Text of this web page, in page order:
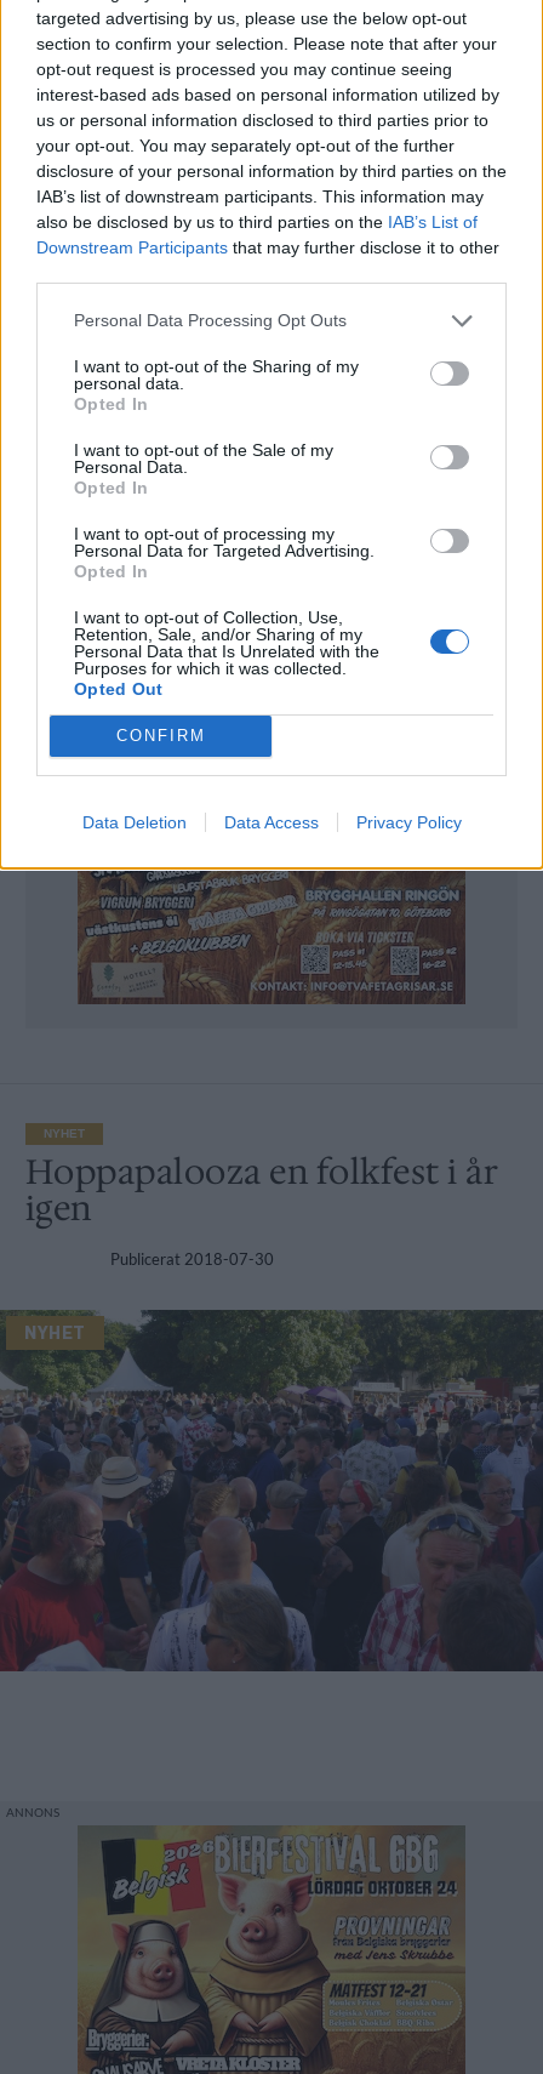
targeted advertising by us, please use the below opt-out
section to confirm your selection. Please note that after your
opt-out request is processed you may continue seeing
interest-based ads based on personal information utilized by
us or personal information disclosed to third parties prior to
your opt-out. You may separately opt-out of the further
disclosure of your personal information by third parties on the
IAB’s list of downstream participants. This information may
also be disclosed by us to third parties on the IAB’s List of
Downstream Participants that may further disclose it to other
Personal Data Processing Opt Outs
I want to opt-out of the Sharing of my
personal data.
Opted In
I want to opt-out of the Sale of my
Personal Data.
Opted In
I want to opt-out of processing my
Personal Data for Targeted Advertising.
Opted In
I want to opt-out of Collection, Use,
Retention, Sale, and/or Sharing of my
Personal Data that Is Unrelated with the
Purposes for which it was collected.
Opted Out
CONFIRM
Data Deletion Data Access Privacy Policy
Sammanlagt 60 000 burkar hade Frequency skickat till
Öland och med tanke på hur det såg ut inne på området
med ölburkar i väldigt många händer, så gick nog en hel del
av de burkarna åt i värmen.
Här ovan ser du ett gäng bilder från festivalen i Borgholm.
RELATERADE ARTIKLAR: ANDERS FRIDEN,BORGHOLM,FREQUENCY
BEER WORKS
IN FLAMES ÖLAND
Rekommenderad läsning
Kommunen som är krogtätast i Sverige
Kändisar lockbete för Kackelbryggeriet
Nya cykelrundor med bryggerier som mål
NYHET
Hoppapalooza en folkfest i år
igen
Publicerat 2018-07-30
NYHET